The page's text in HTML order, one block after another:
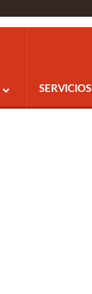
SERVICIOS